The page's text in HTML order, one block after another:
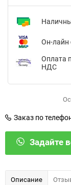
Он-лайн
Оплата
НДС
Заказ по
Задайте
Описание